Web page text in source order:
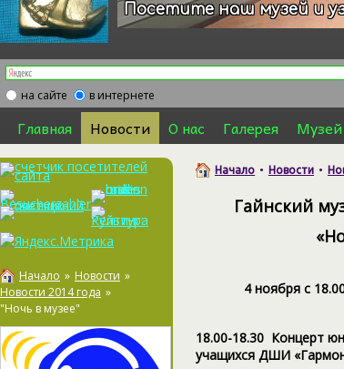
Посетите наш музей и
на сайте в интернете
Главная Новости О нас Галерея
Начало » Новости »
Новости 2014 года »
"Ночь в музее"
Начало • Новости •
Гайнский
4 ноября с
18.00-18.30 Концерт
учащихся ДШИ